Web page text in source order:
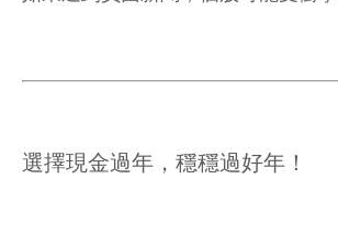
選擇現金過年，穩穩過好年！